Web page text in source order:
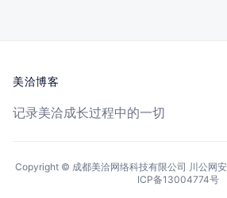
美洽博客
记录美洽成长过程中的一切
Copyright © 成都美洽网络科技有限公司 川公网
ICP备13004774号